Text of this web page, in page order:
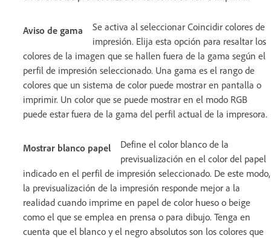
Aviso de gama
Se activa al seleccionar Coincidir colores de
impresión. Elija esta opción para resaltar los
colores de la imagen que se hallen fuera de la gama según el
perfil de impresión seleccionado. Una gama es el rango de
colores que un sistema de color puede mostrar en pantalla o
imprimir. Un color que se puede mostrar en el modo RGB
puede estar fuera de la gama del perfil actual de la impresora.
Mostrar blanco papel
Define el color blanco de la
previsualización en el color del papel
indicado en el perfil de impresión seleccionado. De este modo,
la previsualización de la impresión responde mejor a la
realidad cuando imprime en papel de color hueso o beige
como el que se emplea en prensa o para dibujo. Tenga en
cuenta que el blanco y el negro absolutos son los colores que